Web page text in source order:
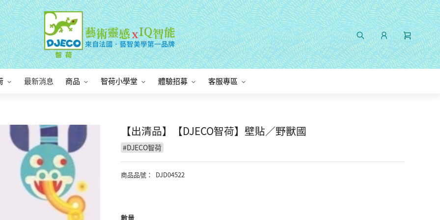
最新消息 商品 智荷小學堂 體驗招募 客服專區
【出清品】【DJECO智荷】壁貼／野獸國
#DJECO智荷
商品品號 ： DJD04522
數量